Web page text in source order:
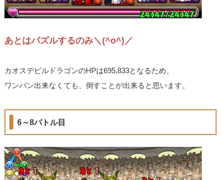
あとはパズルするのみ＼(^o^)／
カオスデビルドラゴンのHPは695,833となるため、
ワンパン出来なくても、倒すことが出来ると思います。
6～8バトル目